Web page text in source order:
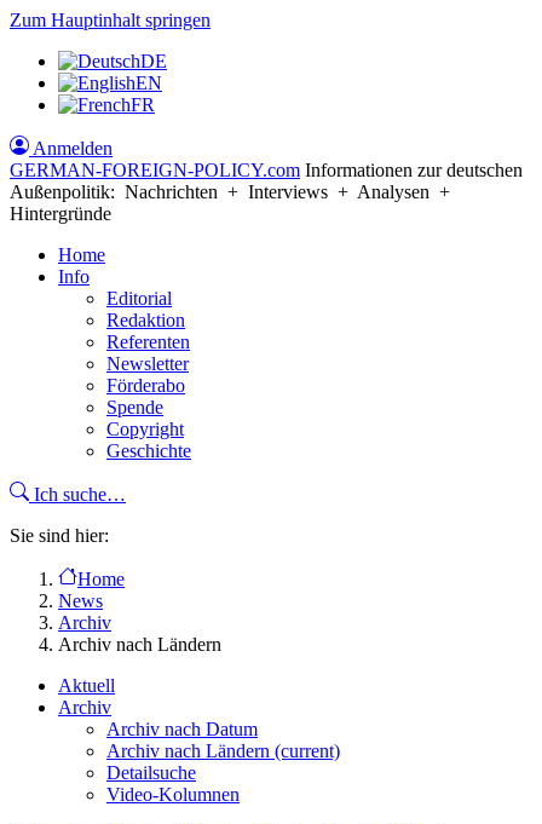
Zum Hauptinhalt springen
DE
EN
FR
Anmelden
GERMAN-FOREIGN-POLICY.com Informationen zur deutschen
Außenpolitik: Nachrichten + Interviews + Analysen +
Hintergründe
Home
Info
Editorial
Redaktion
Referenten
Newsletter
Förderabo
Spende
Copyright
Geschichte
Ich suche…
Sie sind hier:
Home
News
Archiv
Archiv nach Ländern
Aktuell
Archiv
Archiv nach Datum
Archiv nach Ländern (current)
Detailsuche
Video-Kolumnen